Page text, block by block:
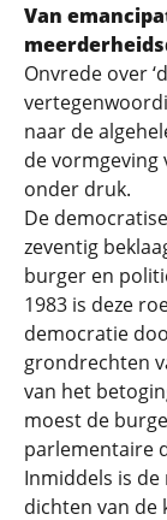
Van
Onvrede over
naar de
de
onder druk.
De
zeventig
burger en
1983 is deze
democratie
grondrechten
van het
moest de
parlementaire
Inmiddels is
dichten van de